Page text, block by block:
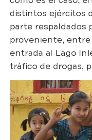
distintos ejércitos
parte respaldados
proveniente, entre
entrada al Lago
tráfico de drogas,